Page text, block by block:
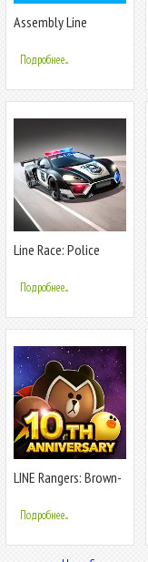
Assembly Line
Подробнее...
Line Race: Police
Подробнее...
LINE Rangers: Brown-
Подробнее...